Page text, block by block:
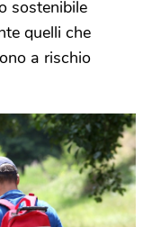
sostenibile
quelli che
a rischio